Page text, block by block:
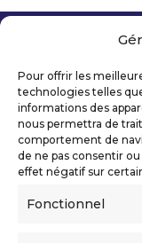
Pour offrir les
technologies telles
informations des
nous permettra de
comportement de
de ne pas consentir
effet négatif sur
Fonctionnel
Mentions
Politique de
Déclaration
Ils nous